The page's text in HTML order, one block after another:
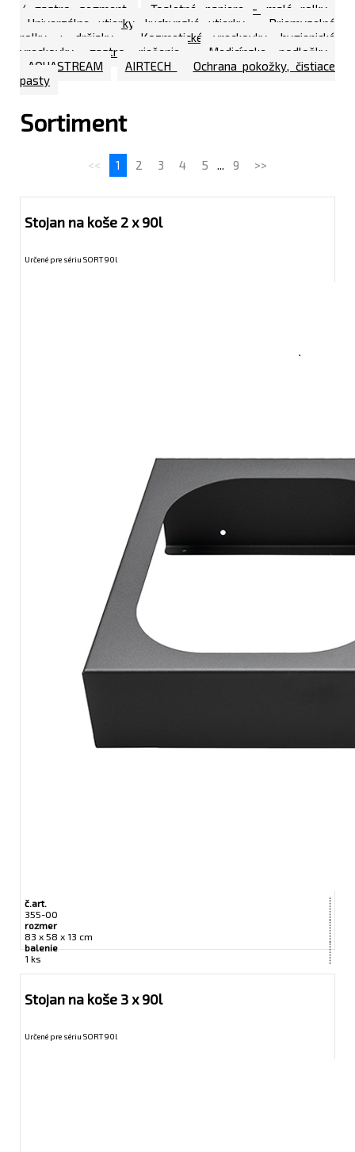
/ gastro segment
Toaletné papiere - malé rolky
Univerzálne utierky, kuchynské utierky
Priemyselné
rolky + držiaky
Kozmetické vreckovky, hygienické
vreckovky, gastro riešenie
Medicínske podložky
AQUASTREAM
AIRTECH
Ochrana pokožky, čistiace
pasty
Sortiment
<< 1 2 3 4 5 ... 9 >>
Stojan na koše 2 x 90l
Určené pre sériu SORT 90l
č.art.
355-00
rozmer
83 x 58 x 13 cm
balenie
1 ks
Stojan na koše 3 x 90l
Určené pre sériu SORT 90l